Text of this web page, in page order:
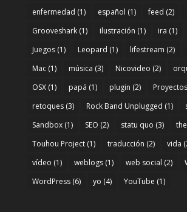
enfermedad (1) español (1) feed (2)
Grooveshark(1) ilustración (1) ira (1)
Juegos(1) Leopard (1) lifestream (2)
Mac(1) música (3) Nicovideo (2)
OSX(1) papá (1) plugin (2) Proyectos
retoques(3) Rock Band Unplugged (1)
Sandbox(1) SEO (2) statu quo (3)
Touhou Project(1) traducción (2) vida
vídeo (1) weblogs(1) web social (2)
WordPress(6) yo (4) YouTube (1)